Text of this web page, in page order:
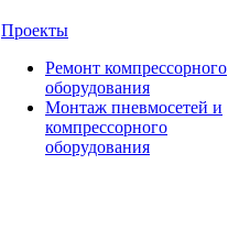
Проекты
Ремонт компрессорного
оборудования
Монтаж пневмосетей и
компрессорного
оборудования